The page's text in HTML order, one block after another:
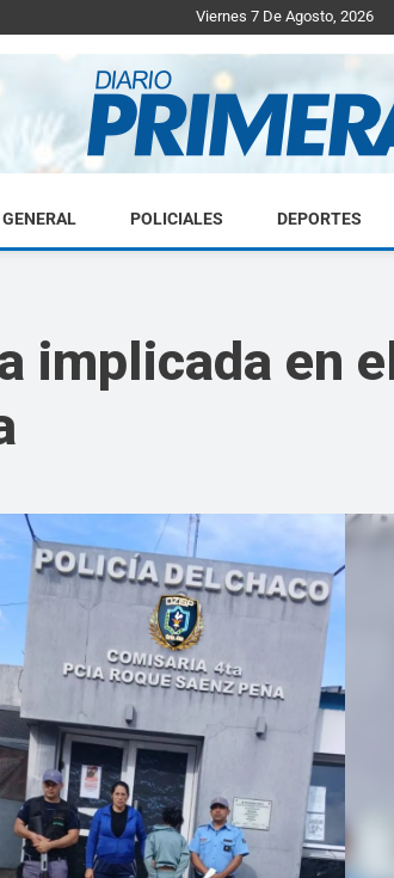
Viernes 7 De Agosto, 2026
POLICIALES DEPORTES
implicada en